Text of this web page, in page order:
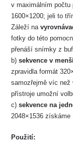
v maximálním počtu
1600×1200; jeli to
Záleží na
fotky do této
přenáší snímky z
b)sekvence v
zpravidla formát
samozřejmě víc než
přístroje umožní
c)sekvence na
2048×1536 získáme
Použití: